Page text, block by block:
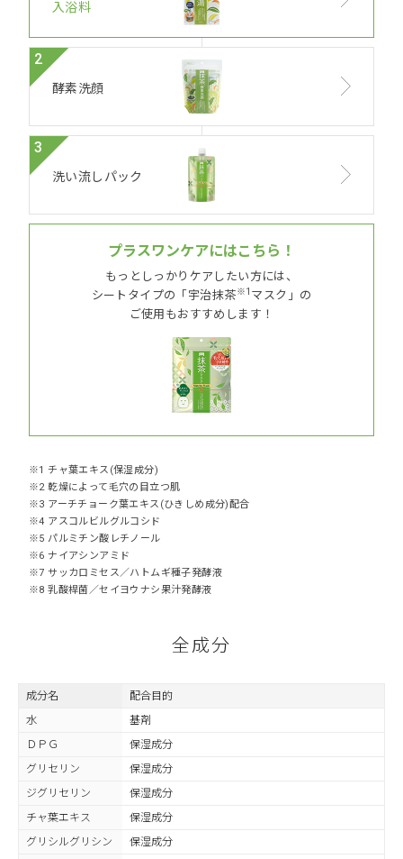
入浴料
2
酵素洗顔
3
洗い流しパック
プラスワンケアにはこちら！
もっとしっかりケアしたい方には、
シートタイプの「宇治抹茶※1 マスク」の
ご使用もおすすめします！
※1 チャ葉エキス(保湿成分)
※2 乾燥によって毛穴の目立つ肌
※3 アーチチョーク葉エキス(ひきしめ成分)配合
※4 アスコルビルグルコシド
※5 パルミチン酸レチノール
※6 ナイアシンアミド
※7 サッカロミセス／ハトムギ種子発酵液
※8 乳酸桿菌／セイヨウナシ果汁発酵液
全成分
成分名
配合目的
水
基剤
ＤＰＧ
保湿成分
グリセリン
保湿成分
ジグリセリン
保湿成分
チャ葉エキス
保湿成分
グリシルグリシン
保湿成分